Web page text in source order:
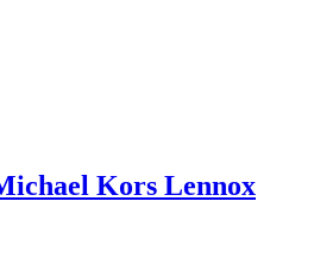
Kors Lennox